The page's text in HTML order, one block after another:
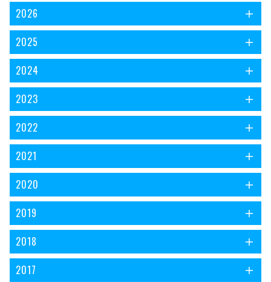
2026
2025
2024
2023
2022
2021
2020
2019
2018
2017